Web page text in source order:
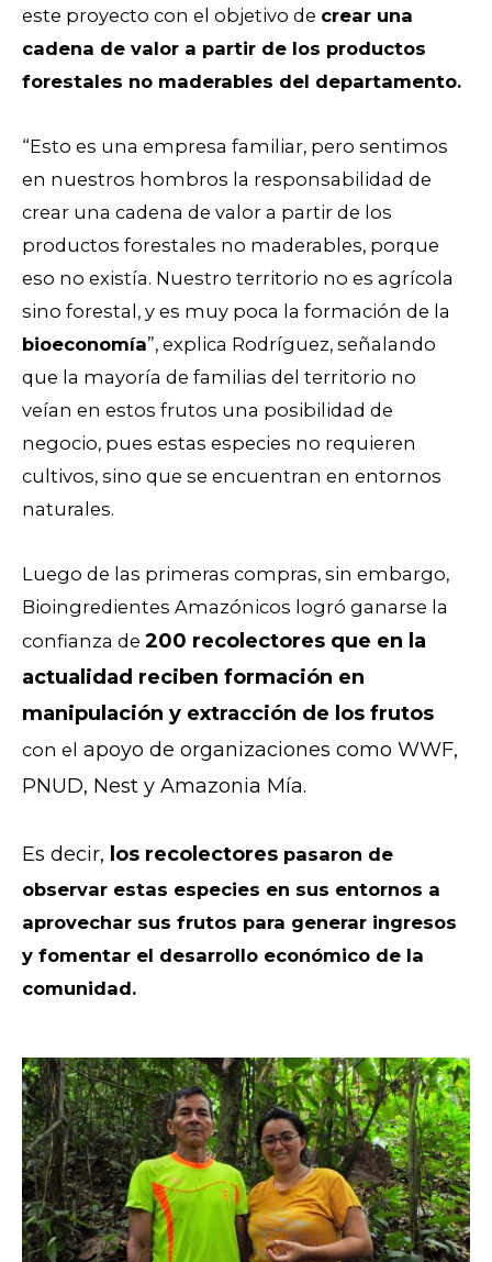
este proyecto con el objetivo de crear una
cadena de valor a partir de los productos
forestales no maderables del departamento.
“Esto es una empresa familiar, pero sentimos
en nuestros hombros la responsabilidad de
crear una cadena de valor a partir de los
productos forestales no maderables, porque
eso no existía. Nuestro territorio no es agrícola
sino forestal, y es muy poca la formación de la
bioeconomía”, explica Rodríguez, señalando
que la mayoría de familias del territorio no
veían en estos frutos una posibilidad de
negocio, pues estas especies no requieren
cultivos, sino que se encuentran en entornos
naturales.
Luego de las primeras compras, sin embargo,
Bioingredientes Amazónicos logró ganarse la
confianza de 200 recolectores que en la
actualidad reciben formación en
manipulación y extracción de los frutos
con el apoyo de organizaciones como WWF,
PNUD, Nest y Amazonia Mía.
Es decir, los recolectores pasaron de
observar estas especies en sus entornos a
aprovechar sus frutos para generar ingresos
y fomentar el desarrollo económico de la
comunidad.